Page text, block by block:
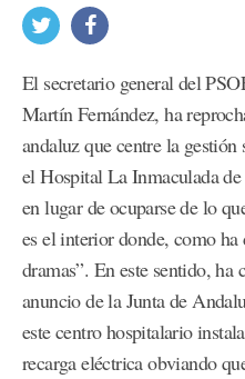
El secretario general del
Martín Fernández, ha
andaluz que centre la
el Hospital La Inmaculada
en lugar de ocuparse de lo
es el interior donde, como
dramas”. En este sentido,
anuncio de la Junta de
este centro hospitalario
recarga eléctrica obviando